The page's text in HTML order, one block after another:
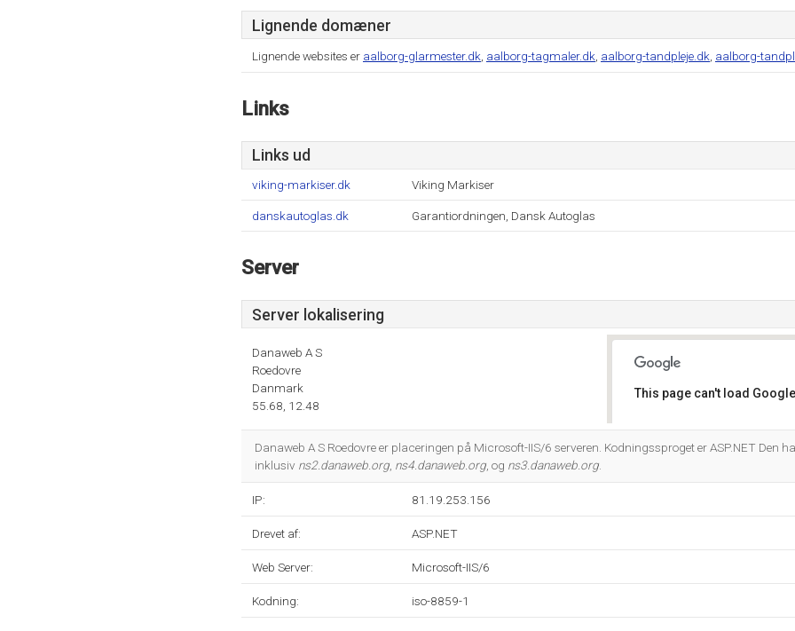
Lignende domæner
Lignende websites er aalborg-glarmester.dk aalborg-tagmaler.dk aalborg-tandpleje.dk aalborg-
Links
Links ud
viking-markiser.dk Viking Markiser
danskautoglas.dk Garantiordningen, Dansk Autoglas
Server
Server lokalisering
Danaweb A S
Roedovre
Danmark
55.68, 12.48
This page can't load
Danaweb A S Roedovre er placeringen på Microsoft-IIS/6 serveren. Kodningssproget er ASP.NET Den
inklusiv ns2.danaweb.org ns4.danaweb.org , og ns3.danaweb.org
IP: 81.19.253.156
Drevet af: ASP.NET
Web Server: Microsoft-IIS/6
Kodning: iso-8859-1